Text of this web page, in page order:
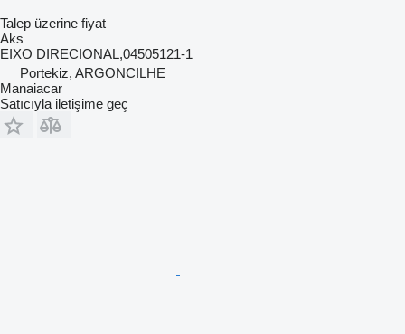
Talep üzerine fiyat
Aks
EIXO DIRECIONAL,04505121-1
Portekiz, ARGONCILHE
Manaiacar
Satıcıyla iletişime geç